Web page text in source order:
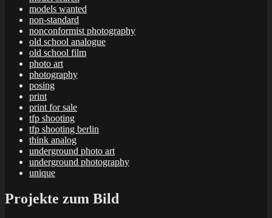
models wanted
non-standard
nonconformist photography
old school analogue
old school film
photo art
photography
posing
print
print for sale
tfp shooting
tfp shooting berlin
think analog
underground photo art
underground photography
unique
Projekte zum Bild